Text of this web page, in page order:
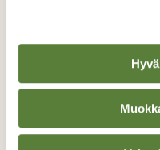
Valokuvaaja: Hannu